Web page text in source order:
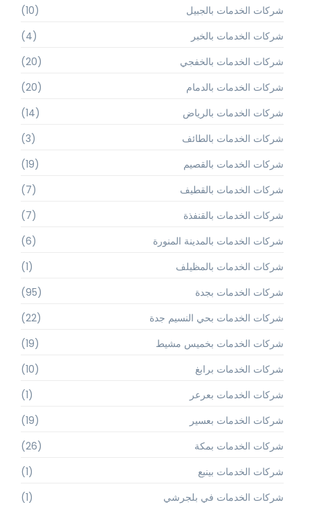
شركات الخدمات بالجبيل
(10)
شركات الخدمات بالخبر
(4)
شركات الخدمات بالخفجي
(20)
شركات الخدمات بالدمام
(20)
شركات الخدمات بالرياض
(14)
شركات الخدمات بالطائف
(3)
شركات الخدمات بالقصيم
(19)
شركات الخدمات بالقطيف
(7)
شركات الخدمات بالقنفذة
(7)
شركات الخدمات بالمدينة المنورة
(6)
شركات الخدمات بالمظيلف
(1)
شركات الخدمات بجدة
(95)
شركات الخدمات بحي النسيم جدة
(22)
شركات الخدمات بخميس مشيط
(19)
شركات الخدمات برابغ
(10)
شركات الخدمات بعرعر
(1)
شركات الخدمات بعسير
(19)
شركات الخدمات بمكة
(26)
شركات الخدمات بينبع
(1)
شركات الخدمات في بلجرشي
(1)